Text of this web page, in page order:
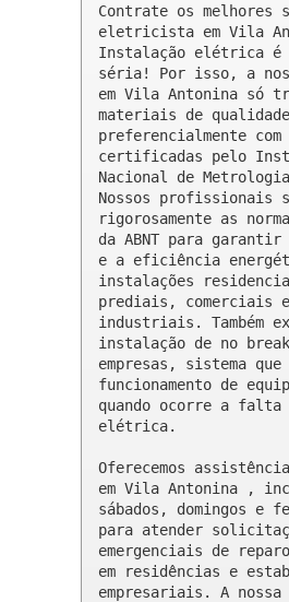
Contrate os melhores
eletricista em Vila
Instalação elétrica é
séria! Por isso, a
em Vila Antonina só
materiais de
preferencialmente com
certificadas pelo
Nacional de Metrologia
Nossos profissionais
rigorosamente as
da ABNT para garantir
e a eficiência
instalações
prediais, comerciais e
industriais. Também
instalação de no
empresas, sistema
funcionamento de
quando ocorre a falta
elétrica.
Oferecemos
em Vila Antonina ,
sábados, domingos e
para atender
emergenciais de
em residências e
empresariais. A